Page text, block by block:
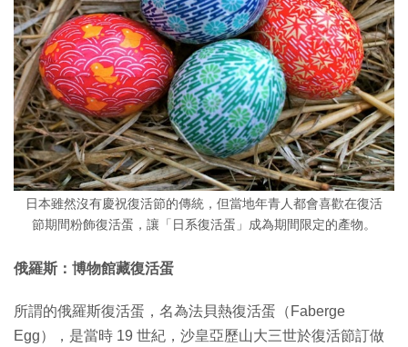
日本雖然沒有慶祝復活節的傳統，但當地年青人都會喜歡在復活
節期間粉飾復活蛋，讓「日系復活蛋」成為期間限定的產物。
俄羅斯：博物館藏復活蛋
所謂的俄羅斯復活蛋，名為法貝熱復活蛋（Faberge
Egg），是當時 19 世紀，沙皇亞歷山大三世於復活節訂做